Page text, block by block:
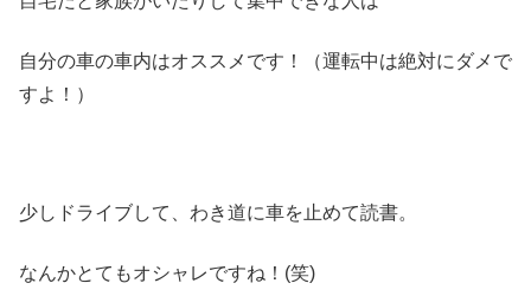
自分の車の車内はオススメです！（運転中は絶対にダメで
すよ！）
少しドライブして、わき道に車を止めて読書。
なんかとてもオシャレですね！(笑)